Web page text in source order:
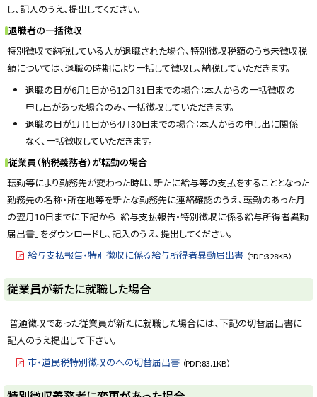
し、記入のうえ、提出してください。
退職者の一括徴収
特別徴収で納税している人が退職された場合、特別徴収税額のうち未徴収税
額については、退職の時期により一括して徴収し、納税していただきます。
退職の日が6月1日から12月31日までの場合：本人からの一括徴収の
申し出があった場合のみ、一括徴収していただきます。
退職の日が1月1日から4月30日までの場合：本人からの申し出に関係
なく、一括徴収していただきます。
従業員（納税義務者）が転勤の場合
転勤等により勤務先が変わった時は、新たに給与等の支払をすることとなった
勤務先の名称・所在地等を新たな勤務先に連絡確認のうえ、転勤のあった月
の翌月10日までに下記から「給与支払報告・特別徴収に係る給与所得者異動
届出書」をダウンロードし、記入のうえ、提出してください。
給与支払報告・特別徴収に係る給与所得者異動届出書 （PDF:328KB）
ト
ッ
プ
に
従業員が新たに就職した場合
普通徴収であった従業員が新たに就職した場合には、下記の切替届出書に
記入のうえ提出して下さい。
市・道民税特別徴収のへの切替届出書 （PDF:83.1KB）
ト